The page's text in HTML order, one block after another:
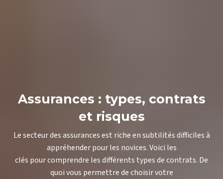
Assurances : types, contrats
et risques
Le secteur des assurances est riche en subtilités difficiles à
appréhender pour les novices. Voici les
clés pour comprendre les différents types de contrats. De
quoi vous permettre de choisir votre